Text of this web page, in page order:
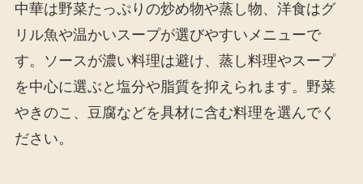
中華は野菜たっぷりの炒め物や蒸し物、洋食はグ
リル魚や温かいスープが選びやすいメニューで
す。ソースが濃い料理は避け、蒸し料理やスープ
を中心に選ぶと塩分や脂質を抑えられます。野菜
やきのこ、豆腐などを具材に含む料理を選んでく
ださい。